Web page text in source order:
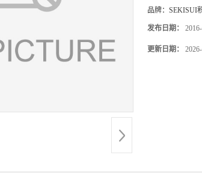
品牌： SEKISUI
发布日期：
更新日期：